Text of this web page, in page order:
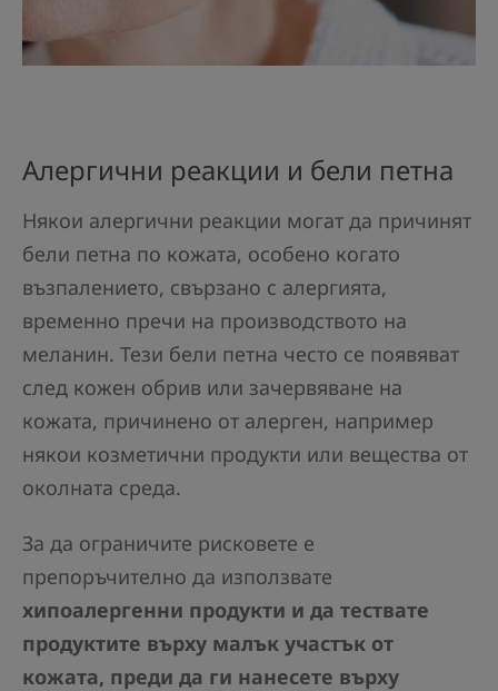
Алергични реакции и бели петна
Някои алергични реакции могат да причинят
бели петна по кожата, особено когато
възпалението, свързано с алергията,
временно пречи на производството на
меланин. Тези бели петна често се появяват
след кожен обрив или зачервяване на
кожата, причинено от алерген, например
някои козметични продукти или вещества от
околната среда.
За да ограничите рисковете е
препоръчително да използвате
хипоалергенни продукти и да тествате
продуктите върху малък участък от
кожата, преди да ги нанесете върху